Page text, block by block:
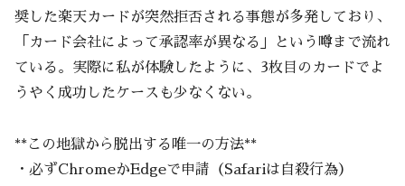
奨した楽天カードが突然拒否される事態が多発しており、
「カード会社によって承認率が異なる」という噂まで流れ
ている。実際に私が体験したように、3枚目のカードでよ
うやく成功したケースも少なくない。
**この地獄から脱出する唯一の方法**
・必ずChromeかEdgeで申請（Safariは自殺行為）